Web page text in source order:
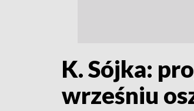
K. Sójka:
wrześniu